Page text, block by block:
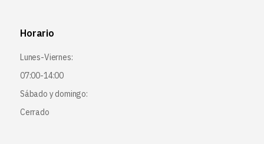
Horario
Lunes-Viernes:
07:00-14:00
Sábado y domingo:
Cerrado